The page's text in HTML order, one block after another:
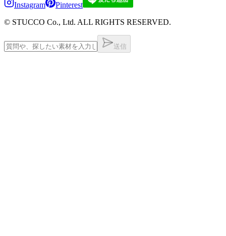
Instagram
Pinterest
© STUCCO Co., Ltd. ALL RIGHTS RESERVED.
送信